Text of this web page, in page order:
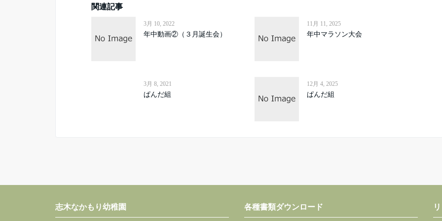
関連記事
3月 10, 2022
年中動画②（３月誕生会）
11月 11, 2025
年中マラソン大会
3月 8, 2021
ぱんだ組
12月 4, 2025
ぱんだ組
志木なかもり幼稚園 各種書類ダウンロード